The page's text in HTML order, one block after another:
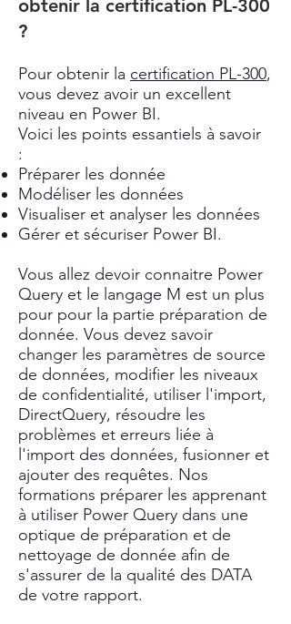
obtenir la certification PL-300
?
Pour obtenir la certification PL-300,
vous devez avoir un excellent
niveau en Power BI.
Voici les points essantiels à savoir
:
Préparer les donnée
Modéliser les données
Visualiser et analyser les données
Gérer et sécuriser Power BI.
​​Vous allez devoir connaitre Power
Query et le langage M est un plus
pour pour la partie préparation de
donnée. Vous devez savoir
changer les paramètres de source
de données, modifier les niveaux
de confidentialité, utiliser l'import,
DirectQuery, résoudre les
problèmes et erreurs liée à
l'import des données, fusionner et
ajouter des requêtes. Nos
formations préparer les apprenant
à utiliser Power Query dans une
optique de préparation et de
nettoyage de donnée afin de
s'assurer de la qualité des DATA
de votre rapport.